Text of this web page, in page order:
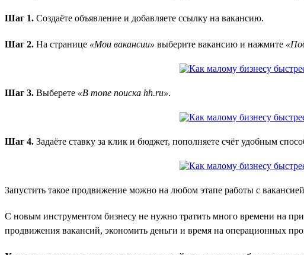
Шаг 1. Создаёте объявление и добавляете ссылку на вакансию.
Шаг 2. На странице «Мои вакансии» выберите вакансию и нажмите
Шаг 3. Выберете «В топе поиска hh.ru».
Шаг 4. Задаёте ставку за клик и бюджет, пополняете счёт удобным
Запустить такое продвижение можно на любом этапе работы с
С новым инструментом бизнесу не нужно тратить много времени на
продвижения вакансий, экономить деньги и время на операционных